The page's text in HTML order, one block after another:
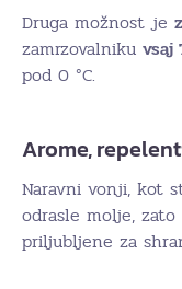
Druga možnost je
zamrzovalniku vsaj
pod 0 °C.
Arome,
Naravni vonji, kot
odrasle molje,
priljubljene za